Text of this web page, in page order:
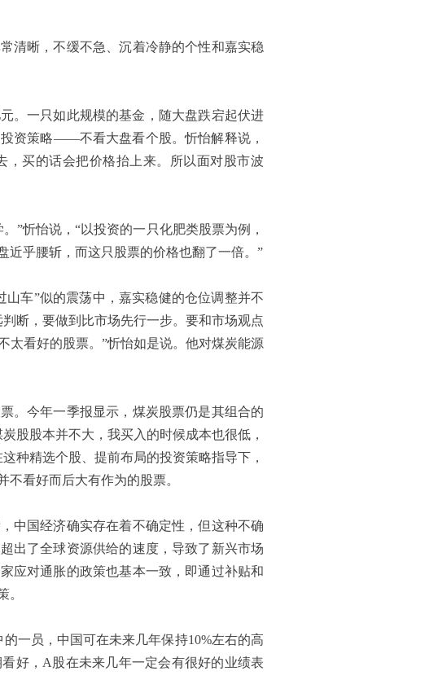
晰，不缓不急、沉着冷静的个性和嘉实稳
。一只如此规模的基金，随大盘跌宕起伏进
资策略——不看大盘看个股。忻怡解释说，
，买的话会把价格抬上来。所以面对股市波
忻怡说，“以投资的一只化肥类股票为例，
近乎腰斩，而这只股票的价格也翻了一倍。”
车”似的震荡中，嘉实稳健的仓位调整并不
断，要做到比市场先行一步。要和市场观点
太看好的股票。”忻怡如是说。他对煤炭能源
今年一季报显示，煤炭股票仍是其组合的
股股本并不大，我买入的时候成本也很低，
种精选个股、提前布局的投资策略指导下，
看好而后大有作为的股票。
国经济确实存在着不确定性，但这种不确
出了全球资源供给的速度，导致了新兴市场
应对通胀的政策也基本一致，即通过补贴和
。
一员，中国可在未来几年保持10%左右的高
好， A 股在未来几年一定会有很好的业绩表